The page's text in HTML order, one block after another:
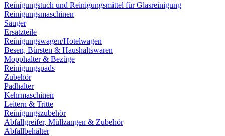
Reinigungsmaschinen
Sauger
Ersatzteile
Reinigungswagen/Hotelwagen
Besen, Bürsten & Haushaltswaren
Mopphalter & Bezüge
Reinigungspads
Zubehör
Padhalter
Kehrmaschinen
Leitern & Tritte
Reinigungszubehör
Abfallgreifer, Müllzangen & Zubehör
Abfallbehälter